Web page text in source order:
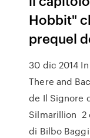
Hobbit"
prequel
30 dic 2014
There and
de Il Signore
Silmarillion 2
di Bilbo